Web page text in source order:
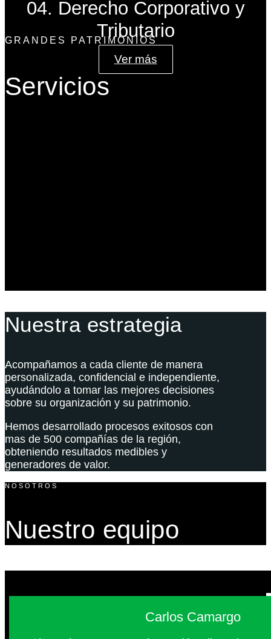
04. Derecho Corporativo y
Tributario
Ver más
GRANDES PATRIMONIOS
Servicios
Nuestra estrategia
Acompañamos a cada cliente de manera
personalizada, confidencial e independiente,
ayudándolo a tomar las mejores decisiones
sobre su organización y su patrimonio.
Hemos desarrollado procesos exitosos con
mas de 500 compañías de la región,
obteniendo resultados medibles y
generadores de valor.
NOSOTROS
Nuestro equipo
Carlos Camargo